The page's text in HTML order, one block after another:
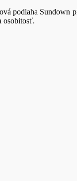
podlaha
osobitosť.